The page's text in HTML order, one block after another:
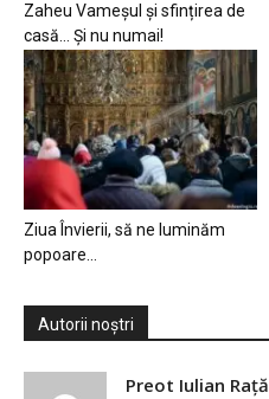
Zaheu Vameșul și sfințirea de
casă… Și nu numai!
Ziua Învierii, să ne luminăm
popoare…
Autorii noștri
Preot Iulian Raţă